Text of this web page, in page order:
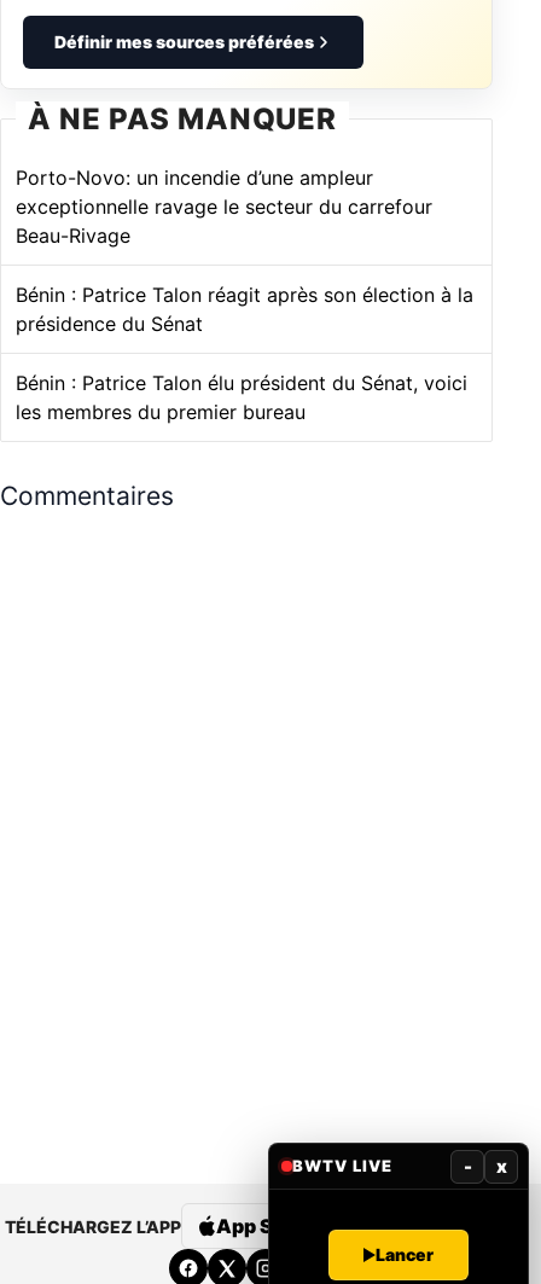
Définir mes sources préférées
À NE PAS MANQUER
Porto-Novo: un incendie d’une ampleur
exceptionnelle ravage le secteur du carrefour
Beau-Rivage
Bénin : Patrice Talon réagit après son élection à la
présidence du Sénat
Bénin : Patrice Talon élu président du Sénat, voici
les membres du premier bureau
Commentaires
TÉLÉCHARGEZ L’APP App Store Google Play
BWTV LIVE - x
Lancer